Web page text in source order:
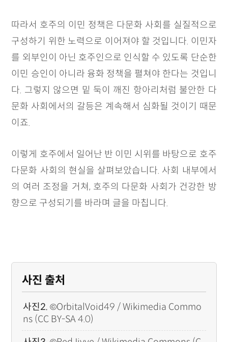
따라서 호주의 이민 정책은 다문화 사회를 실질적으로
구성하기 위한 노력으로 이어져야 할 것입니다. 이민자
를 외부인이 아닌 호주인으로 인식할 수 있도록 단순한
이민 승인이 아니라 융화 정책을 펼쳐야 한다는 것입니
다. 그렇지 않으면 밑 둑이 깨진 항아리처럼 불안한 다
문화 사회에서의 갈등은 계속해서 심화될 것이기 때문
이죠.
이렇게 호주에서 일어난 반 이민 시위를 바탕으로 호주
다문화 사회의 현실을 살펴보았습니다. 사회 내부에서
의 여러 조정을 거쳐, 호주의 다문화 사회가 건강한 방
향으로 구성되기를 바라며 글을 마칩니다.
사진 출처
사진2. ©OrbitalVoid49 / Wikimedia Commo
ns (CC BY-SA 4.0)